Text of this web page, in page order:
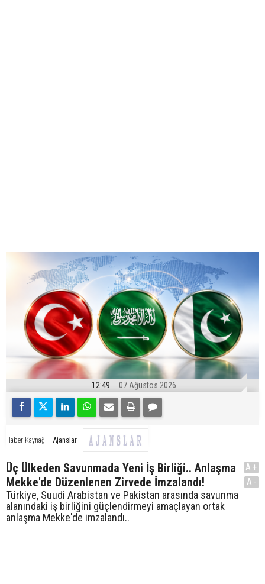
12:49 07 Ağustos 2026
Haber Kaynağı Ajanslar
Üç Ülkeden Savunmada Yeni İş Birliği.. Anlaşma
Mekke'de Düzenlenen Zirvede İmzalandı!
Türkiye, Suudi Arabistan ve Pakistan arasında savunma
alanındaki iş birliğini güçlendirmeyi amaçlayan ortak
anlaşma Mekke'de imzalandı..
A+
A-